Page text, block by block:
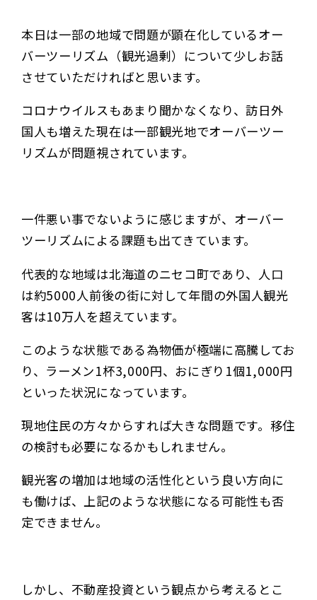
本日は一部の地域で問題が顕在化しているオー
バーツーリズム（観光過剰）について少しお話
させていただければと思います。
コロナウイルスもあまり聞かなくなり、訪日外
国人も増えた現在は一部観光地でオーバーツー
リズムが問題視されています。
一件悪い事でないように感じますが、オーバー
ツーリズムによる課題も出てきています。
代表的な地域は北海道のニセコ町であり、人口
は約5000人前後の街に対して年間の外国人観光
客は10万人を超えています。
このような状態である為物価が極端に高騰してお
り、ラーメン1杯3,000円、おにぎり1個1,000円
といった状況になっています。
現地住民の方々からすれば大きな問題です。移住
の検討も必要になるかもしれません。
観光客の増加は地域の活性化という良い方向に
も働けば、上記のような状態になる可能性も否
定できません。
しかし、不動産投資という観点から考えるとこ